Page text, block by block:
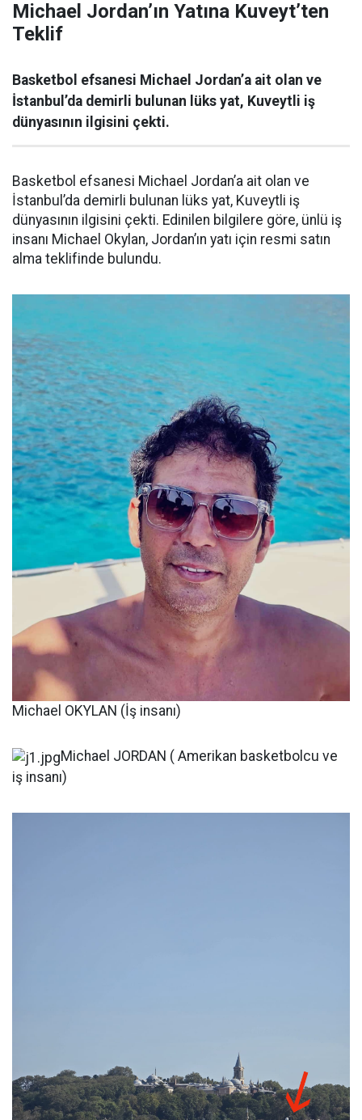
Michael Jordan’ın Yatına Kuveyt’ten
Teklif
Basketbol efsanesi Michael Jordan’a ait olan ve
İstanbul’da demirli bulunan lüks yat, Kuveytli iş
dünyasının ilgisini çekti.
Basketbol efsanesi Michael Jordan’a ait olan ve
İstanbul’da demirli bulunan lüks yat, Kuveytli iş
dünyasının ilgisini çekti. Edinilen bilgilere göre, ünlü iş
insanı Michael Okylan, Jordan’ın yatı için resmi satın
alma teklifinde bulundu.
Michael OKYLAN (İş insanı)
Michael JORDAN ( Amerikan basketbolcu ve
iş insanı)